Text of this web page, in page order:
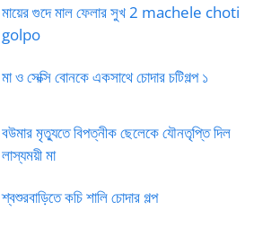
মায়ের গুদে মাল ফেলার সুখ 2 machele choti
golpo
মা ও সেক্সি বোনকে একসাথে চোদার চটিগল্প ১
বউমার মৃত্যুতে বিপত্নীক ছেলেকে যৌনতৃপ্তি দিল
লাস্যময়ী মা
শ্বশুরবাড়িতে কচি শালি চোদার গল্প